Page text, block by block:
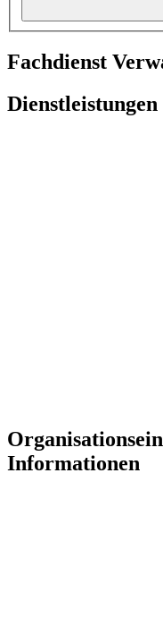
Fachdienst
Informationen